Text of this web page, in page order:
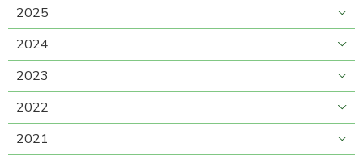
2025
2024
2023
2022
2021